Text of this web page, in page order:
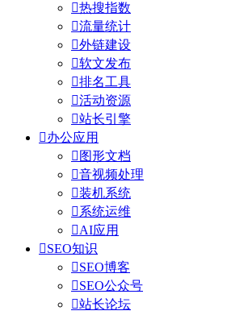
热搜指数
流量统计
外链建设
软文发布
排名工具
活动资源
站长引擎
办公应用
 图形文档
音视频处理
装机系统
系统运维
AI应用
SEO知识
SEO博客
SEO公众号
站长论坛